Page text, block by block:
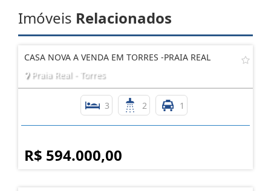
Imóveis Relacionados
CASA NOVA A VENDA EM TORRES -PRAIA REAL
Praia Real - Torres
3 2 1
R$ 594.000,00